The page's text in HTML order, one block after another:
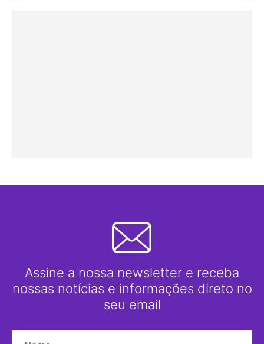
Assine a nossa newsletter e receba
nossas notícias e informações direto no
seu email